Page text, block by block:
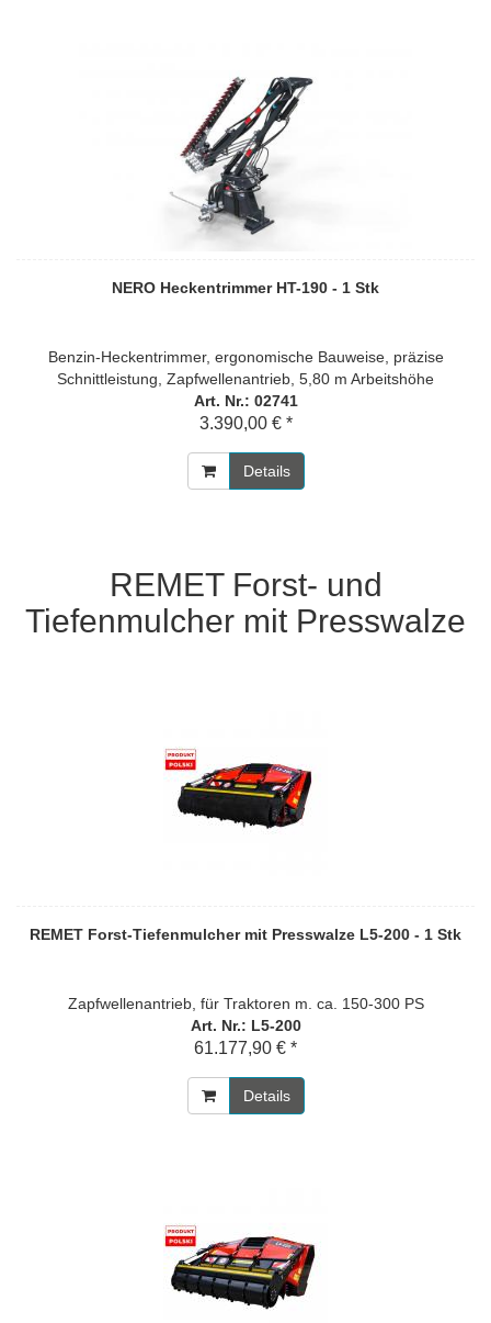
NERO Heckentrimmer HT-190 - 1 Stk
Benzin-Heckentrimmer, ergonomische Bauweise, präzise
Schnittleistung, Zapfwellenantrieb, 5,80 m Arbeitshöhe
Art. Nr.: 02741
3.390,00 € *
Details
REMET Forst- und
Tiefenmulcher mit Presswalze
REMET Forst-Tiefenmulcher mit Presswalze L5-200 - 1 Stk
Zapfwellenantrieb, für Traktoren m. ca. 150-300 PS
Art. Nr.: L5-200
61.177,90 € *
Details